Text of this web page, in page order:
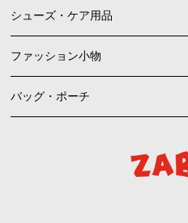
シューズ・ケア用品
ファッション小物
バッグ・ポーチ